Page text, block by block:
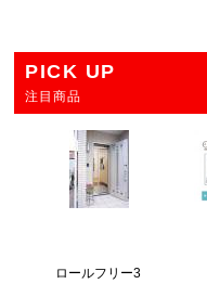
PICK UP
注目商品
ロールフリー3